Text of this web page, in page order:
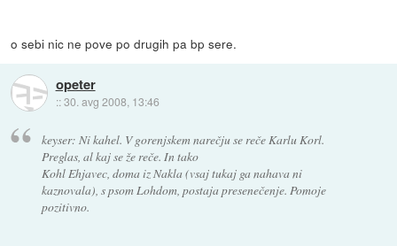
o sebi nic ne pove po drugih pa bp sere.
opeter
::30. avg 2008, 13:46
keyser: Ni kahel. V gorenjskem narečju se reče Karlu Korl.
Preglas, al kaj se že reče. In tako
Kohl Ehjavec, doma iz Nakla (vsaj tukaj ga nahava ni
kaznovala), s psom Lohdom, postaja presenečenje. Pomoje
pozitivno.